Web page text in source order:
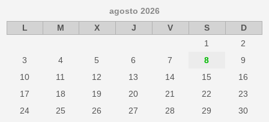
agosto 2026
L
M X J V S
D
1
2
3
4 5 6 7 8
9
10
11 12 13 14 15
16
17
18 19 20 21 22
23
24
25 26 27 28 29 30